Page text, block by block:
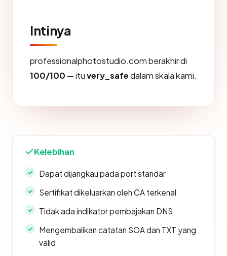
Intinya
professionalphotostudio.com berakhir di
100/100 — ituvery_safedalam skala kami.
Kelebihan
Dapat dijangkau pada port standar
Sertifikat dikeluarkan oleh CA terkenal
Tidak ada indikator pembajakan DNS
Mengembalikan catatan SOA dan TXT yang
valid